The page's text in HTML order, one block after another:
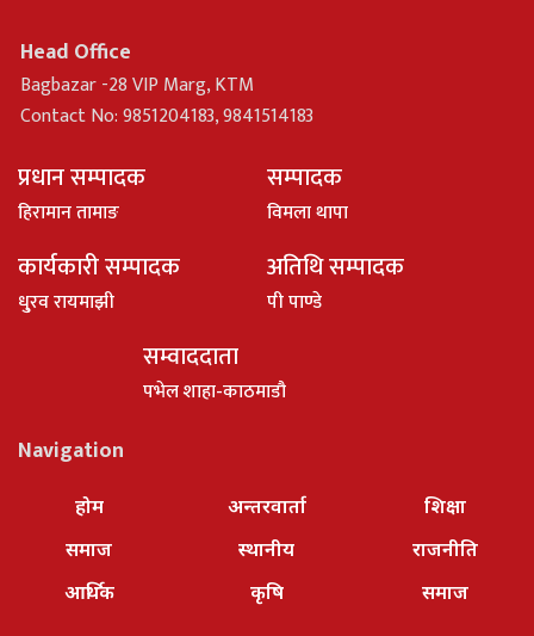
Head Office
Bagbazar -28 VIP Marg, KTM
Contact No: 9851204183, 9841514183
प्रधान सम्पादक
हिरामान तामाङ
सम्पादक
विमला थापा
कार्यकारी सम्पादक
धु्रव रायमाझी
अतिथि सम्पादक
पी पाण्डे
सम्वाददाता
पभेल शाहा-काठमाडौ
Navigation
होम
समाज
आर्थिक
अन्तरवार्ता
स्थानीय
कृषि
शिक्षा
राजनीति
समाज